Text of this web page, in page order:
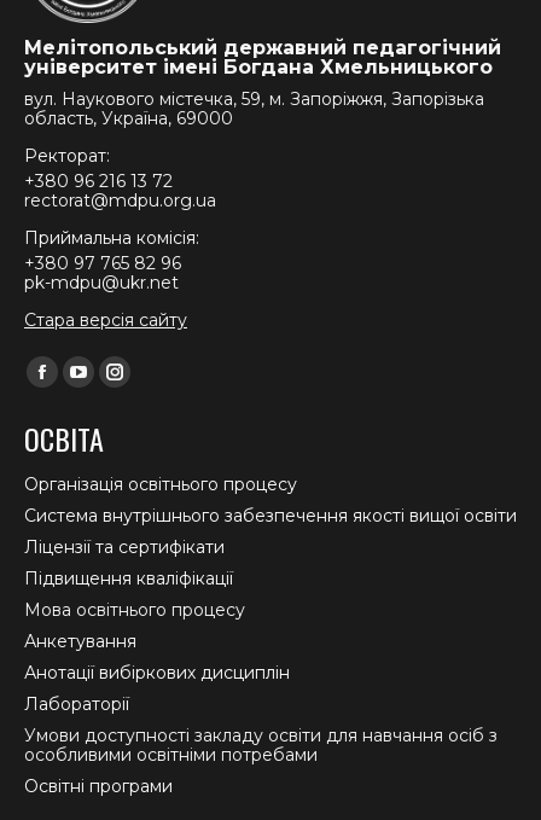
Мелітопольський державний педагогічний
університет імені Богдана Хмельницького
вул. Наукового містечка, 59, м. Запоріжжя, Запорізька
область, Україна, 69000
Ректорат:
+380 96 216 13 72
rectorat@mdpu.org.ua
Приймальна комісія:
+380 97 765 82 96
pk-mdpu@ukr.net
Стара версія сайту
Find us on:
Facebook
opens
in
new
window
YouTube
opens
in
new
window
Instagram
in
new
window
ОСВІТА
Організація освітнього процесу
Система внутрішнього забезпечення якості вищої освіти
Ліцензії та сертифікати
Підвищення кваліфікації
Мова освітнього процесу
Анкетування
Анотації вибіркових дисциплін
Лабораторії
Умови доступності закладу освіти для навчання осіб з
особливими освітніми потребами
Освітні програми